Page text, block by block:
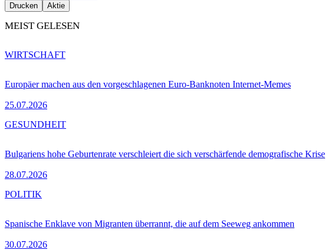
Drucken Aktie
MEIST GELESEN
Europäer machen aus den vorgeschlagenen Euro-Banknoten Internet-Memes
25.07.2026
WIRTSCHAFT
Bulgariens hohe Geburtenrate verschleiert die sich verschärfende demografische Krise
28.07.2026
GESUNDHEIT
Spanische Enklave von Migranten überrannt, die auf dem Seeweg ankommen
30.07.2026
POLITIK